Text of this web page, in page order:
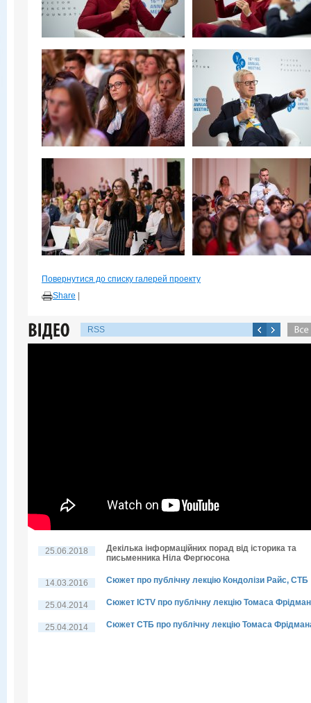
Повернутися до списку галерей проекту
Share
RSS
25.06.2018
Декілька інформаційних порад від історика та
письменника Ніла Фергюсона
14.03.2016 Сюжет про публічну лекцію Кондолізи Райс, СТБ
25.04.2014 Сюжет ICTV про публічну лекцію Томаса
25.04.2014 Сюжет СТБ про публічну лекцію Томаса